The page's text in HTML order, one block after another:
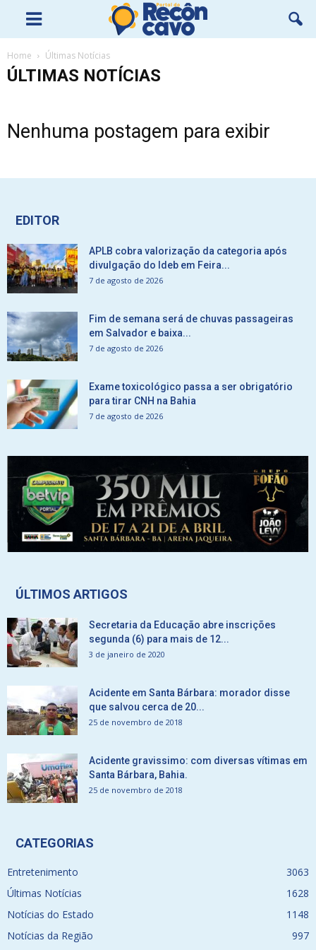
Home Últimas Notícias
ÚLTIMAS NOTÍCIAS
Nenhuma postagem para exibir
EDITOR
APLB cobra valorização da categoria após
divulgação do Ideb em Feira...
7 de agosto de 2026
Fim de semana será de chuvas passageiras
em Salvador e baixa...
7 de agosto de 2026
Exame toxicológico passa a ser obrigatório
para tirar CNH na Bahia
7 de agosto de 2026
ÚLTIMOS ARTIGOS
Secretaria da Educação abre inscrições
segunda (6) para mais de 12...
3 de janeiro de 2020
Acidente em Santa Bárbara: morador disse
que salvou cerca de 20...
25 de novembro de 2018
Acidente gravissimo: com diversas vítimas em
Santa Bárbara, Bahia.
25 de novembro de 2018
CATEGORIAS
Entretenimento
3063
Últimas Notícias
1628
Notícias do Estado
1148
Notícias da Região
997